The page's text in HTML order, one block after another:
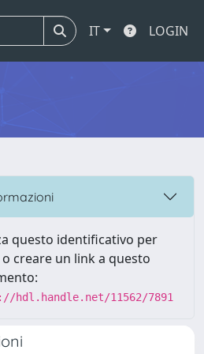
IT LOGIN
questo identificativo per
creare un link a questo
hdl.handle.net/11562/7891